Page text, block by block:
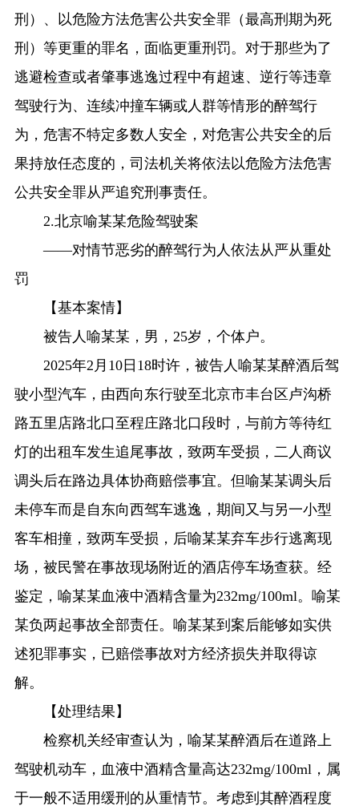
刑）、以危险方法危害公共安全罪（最高刑期为死
刑）等更重的罪名，面临更重刑罚。对于那些为了
逃避检查或者肇事逃逸过程中有超速、逆行等违章
驾驶行为、连续冲撞车辆或人群等情形的醉驾行
为，危害不特定多数人安全，对危害公共安全的后
果持放任态度的，司法机关将依法以危险方法危害
公共安全罪从严追究刑事责任。
2.北京喻某某危险驾驶案
——对情节恶劣的醉驾行为人依法从严从重处
罚
【基本案情】
被告人喻某某，男，25岁，个体户。
2025年2月10日18时许，被告人喻某某醉酒后驾
驶小型汽车，由西向东行驶至北京市丰台区卢沟桥
路五里店路北口至程庄路北口段时，与前方等待红
灯的出租车发生追尾事故，致两车受损，二人商议
调头后在路边具体协商赔偿事宜。但喻某某调头后
未停车而是自东向西驾车逃逸，期间又与另一小型
客车相撞，致两车受损，后喻某某弃车步行逃离现
场，被民警在事故现场附近的酒店停车场查获。经
鉴定，喻某某血液中酒精含量为232mg/100ml。喻某
某负两起事故全部责任。喻某某到案后能够如实供
述犯罪事实，已赔偿事故对方经济损失并取得谅
解。
【处理结果】
检察机关经审查认为，喻某某醉酒后在道路上
驾驶机动车，血液中酒精含量高达232mg/100ml，属
于一般不适用缓刑的从重情节。考虑到其醉酒程度